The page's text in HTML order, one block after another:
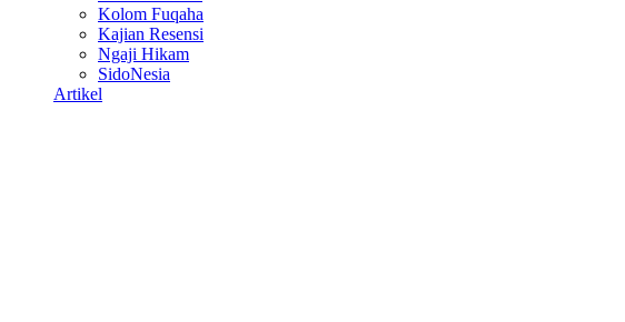
Kolom Fuqaha
Kajian Resensi
Ngaji Hikam
SidoNesia
Artikel